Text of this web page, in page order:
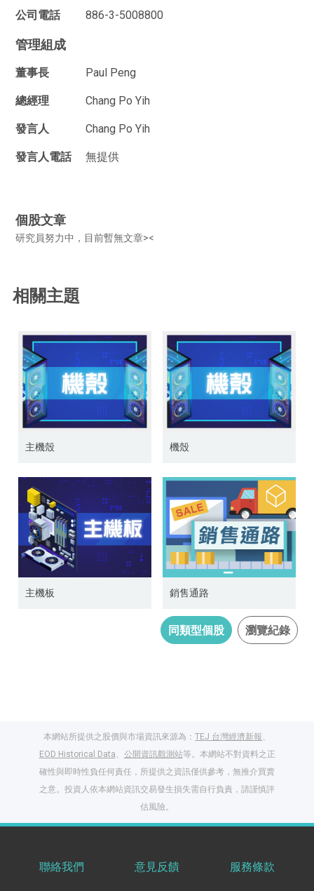
公司電話 886-3-5008800
管理組成
董事長 Paul Peng
總經理 Chang Po Yih
發言人 Chang Po Yih
發言人電話 無提供
個股文章
研究員努力中，目前暫無文章><
相關主題
主機殼 機殼
主機板 銷售通路
同類型個股 瀏覽紀錄
本網站所提供之股價與市場資訊來源為： TEJ 台灣經濟新報、
EOD Historical Data、 公開資訊觀測站等。本網站不對資料之正
確性與即時性負任何責任，所提供之資訊僅供參考，無推介買賣
之意。投資人依本網站資訊交易發生損失需自行負責，請謹慎評
估風險。
聯絡我們 意見反饋 服務條款